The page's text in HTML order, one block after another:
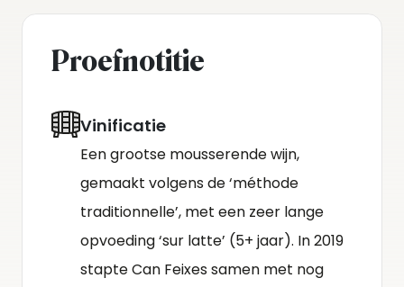
gewaarborgd.
Proefnotitie
Vinificatie
Een grootse mousserende wijn,
gemaakt volgens de ‘méthode
traditionnelle’, met een zeer lange
opvoeding ‘sur latte’ (5+ jaar). In 2019
stapte Can Feixes samen met nog